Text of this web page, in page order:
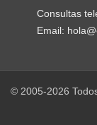
Consultas
Email:
© 2005-2026